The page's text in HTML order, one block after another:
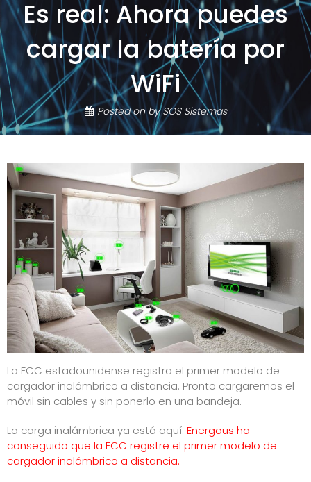
Es real: Ahora puedes
cargar la batería por
WiFi
Posted onbySOS Sistemas
La FCC estadounidense registra el primer modelo de
cargador inalámbrico a distancia. Pronto cargaremos el
móvil sin cables y sin ponerlo en una bandeja.
La carga inalámbrica ya está aquí: Energous ha
conseguido que la FCC registre el primer modelo de
cargador inalámbrico a distancia.